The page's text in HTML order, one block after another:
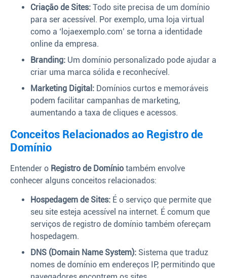
Criação de Sites: Todo site precisa de um domínio
para ser acessível. Por exemplo, uma loja virtual
como a ‘lojaexemplo.com’ se torna a identidade
online da empresa.
Branding: Um domínio personalizado pode ajudar a
criar uma marca sólida e reconhecível.
Marketing Digital: Domínios curtos e memoráveis
podem facilitar campanhas de marketing,
aumentando a taxa de cliques e acessos.
Conceitos Relacionados ao Registro de
Domínio
Entender o Registro de Domínio também envolve
conhecer alguns conceitos relacionados:
Hospedagem de Sites: É o serviço que permite que
seu site esteja acessível na internet. É comum que
serviços de registro de domínio também ofereçam
hospedagem.
DNS (Domain Name System): Sistema que traduz
nomes de domínio em endereços IP, permitindo que